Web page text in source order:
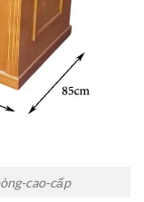
cao-cấp